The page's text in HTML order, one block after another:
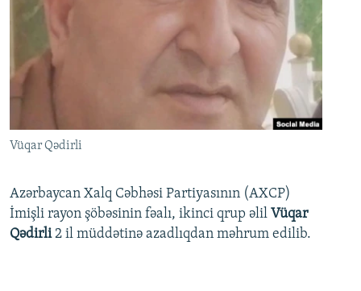
Vüqar Qədirli
Azərbaycan Xalq Cəbhəsi Partiyasının (AXCP)
İmişli rayon şöbəsinin fəalı, ikinci qrup əlil Vüqar
Qədirli2 il müddətinə azadlıqdan məhrum edilib.